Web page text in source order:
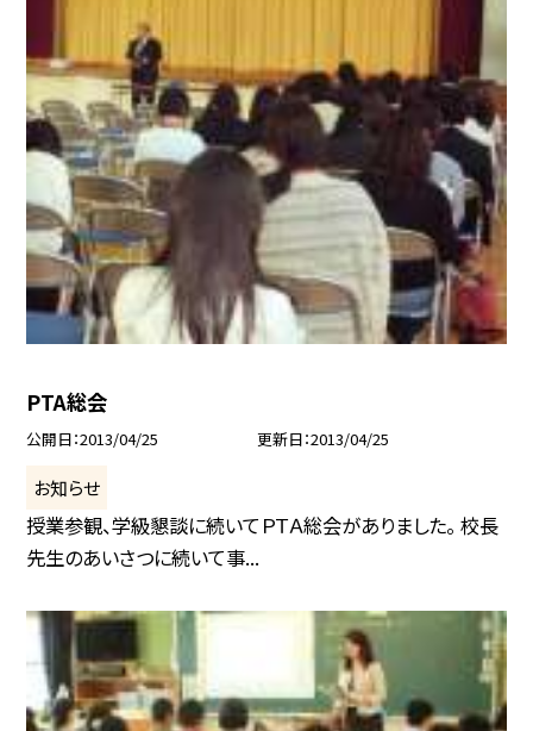
PTA総会
公開日 2013/04/25 更新日 2013/04/25
お知らせ
授業参観、学級懇談に続いてＰＴＡ総会がありました。 校長
先生のあいさつに続いて事...